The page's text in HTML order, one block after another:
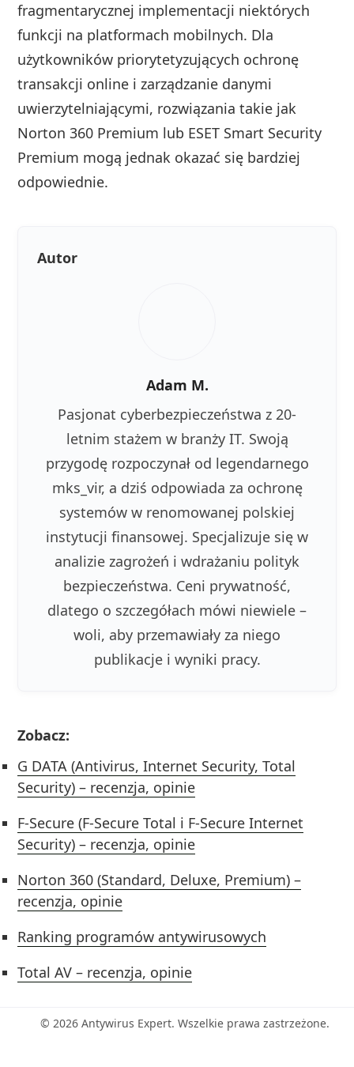
fragmentarycznej implementacji niektórych
funkcji na platformach mobilnych. Dla
użytkowników priorytetyzujących ochronę
transakcji online i zarządzanie danymi
uwierzytelniającymi, rozwiązania takie jak
Norton 360 Premium lub ESET Smart Security
Premium mogą jednak okazać się bardziej
odpowiednie.
Autor
Adam M.
Pasjonat cyberbezpieczeństwa z 20-
letnim stażem w branży IT. Swoją
przygodę rozpoczynał od legendarnego
mks_vir, a dziś odpowiada za ochronę
systemów w renomowanej polskiej
instytucji finansowej. Specjalizuje się w
analizie zagrożeń i wdrażaniu polityk
bezpieczeństwa. Ceni prywatność,
dlatego o szczegółach mówi niewiele –
woli, aby przemawiały za niego
publikacje i wyniki pracy.
Zobacz:
G DATA (Antivirus, Internet Security, Total
Security) – recenzja, opinie
F-Secure (F-Secure Total i F-Secure Internet
Security) – recenzja, opinie
Norton 360 (Standard, Deluxe, Premium) –
recenzja, opinie
Ranking programów antywirusowych
Total AV – recenzja, opinie
© 2026 Antywirus Expert. Wszelkie prawa zastrzeżone.